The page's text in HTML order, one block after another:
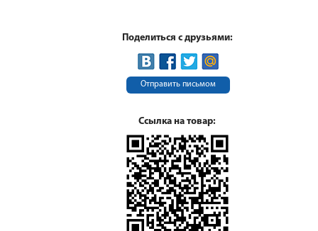
Поделиться с друзьями:
Отправить письмом
Ссылка на товар: